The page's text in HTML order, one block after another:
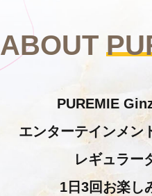
ABOUT
PUREMIE
エンターテインメン
レギュラー
1日3回お楽し